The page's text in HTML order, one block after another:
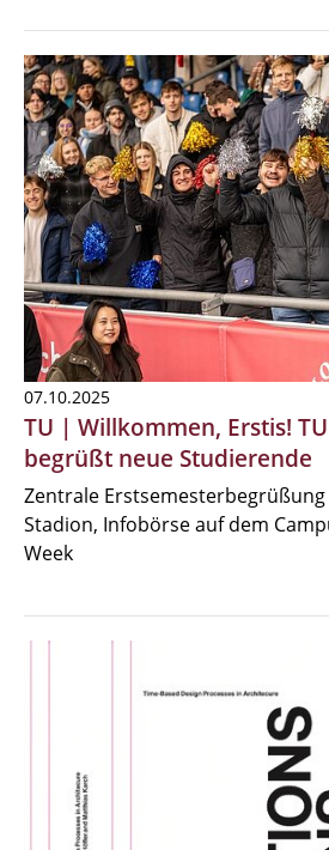
07.10.2025
TU | Willkommen, Erstis!
begrüßt neue Studierende
Zentrale
Stadion, Infobörse auf dem
Week